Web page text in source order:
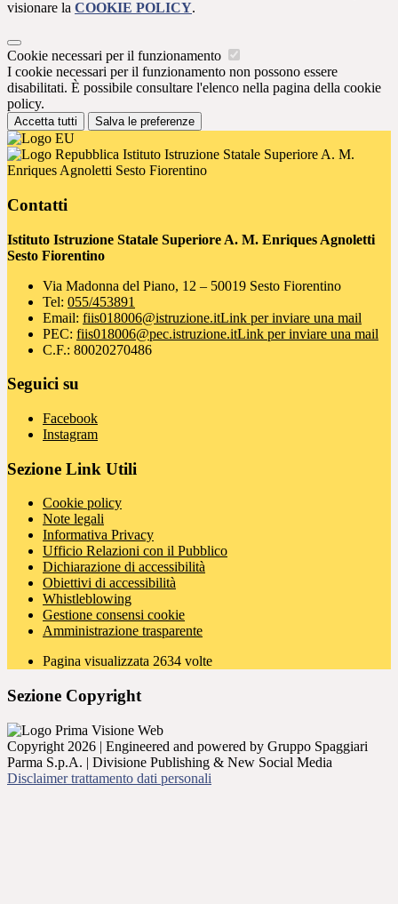
visionare la COOKIE POLICY.
Cookie necessari per il funzionamento
I cookie necessari per il funzionamento non possono essere
disabilitati. È possibile consultare l'elenco nella pagina della cookie
policy.
Accetta tutti Salva le preferenze
Istituto Istruzione Statale Superiore A. M.
Enriques Agnoletti Sesto Fiorentino
Contatti
Istituto Istruzione Statale Superiore A. M. Enriques Agnoletti
Sesto Fiorentino
Via Madonna del Piano, 12 – 50019 Sesto Fiorentino
Tel: 055/453891
Email: fiis018006@istruzione.itLink per inviare una mail
PEC: fiis018006@pec.istruzione.itLink per inviare una mail
C.F.: 80020270486
Seguici su
Facebook
Instagram
Sezione Link Utili
Cookie policy
Note legali
Informativa Privacy
Ufficio Relazioni con il Pubblico
Dichiarazione di accessibilità
Obiettivi di accessibilità
Whistleblowing
Gestione consensi cookie
Amministrazione trasparente
Pagina visualizzata 2634 volte
Sezione Copyright
Copyright 2026 | Engineered and powered by Gruppo Spaggiari
Parma S.p.A. | Divisione Publishing & New Social Media
Disclaimer trattamento dati personali